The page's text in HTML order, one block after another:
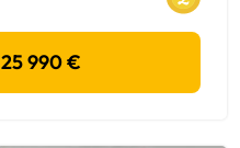
25 990 €